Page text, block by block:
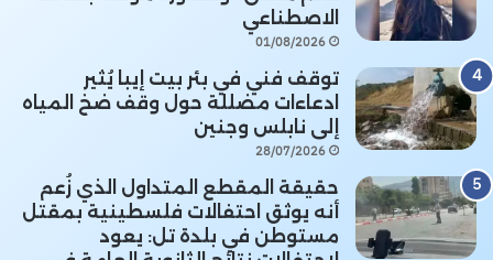
الاصطناعي
01/08/2026
توقف فني في بئر بيت إيبا يُثير
ادعاءات مضللة حول وقف ضخ المياه
إلى نابلس وجنين
28/07/2026
حقيقة المقطع المتداول الذي زُعم
أنه يوثق احتفالات فلسطينية بمقتل
مستوطن في بلدة تل: يعود